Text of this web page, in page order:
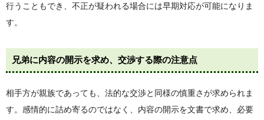
行うこともでき、不正が疑われる場合には早期対応が可能になりま
す。
兄弟に内容の開示を求め、交渉する際の注意点
相手方が親族であっても、法的な交渉と同様の慎重さが求められま
す。感情的に詰め寄るのではなく、内容の開示を文書で求め、必要